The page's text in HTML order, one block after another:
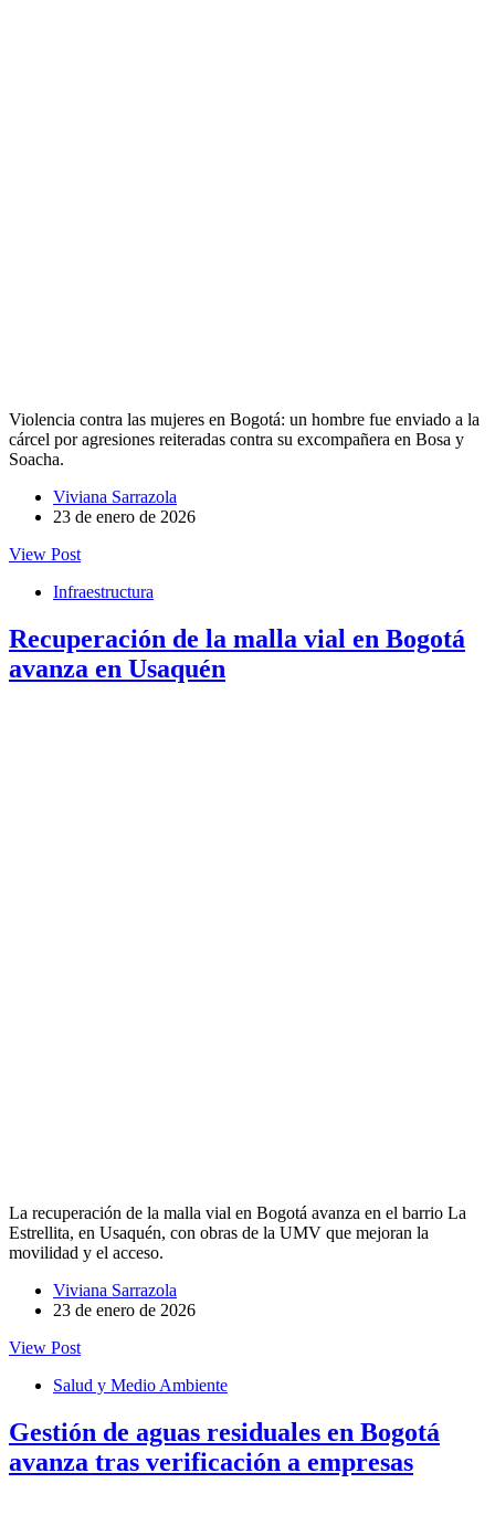
Violencia contra las mujeres en Bogotá: un hombre fue enviado a la
cárcel por agresiones reiteradas contra su excompañera en Bosa y
Soacha.
Viviana Sarrazola
23 de enero de 2026
View Post
Infraestructura
Recuperación de la malla vial en Bogotá
avanza en Usaquén
La recuperación de la malla vial en Bogotá avanza en el barrio La
Estrellita, en Usaquén, con obras de la UMV que mejoran la
movilidad y el acceso.
Viviana Sarrazola
23 de enero de 2026
View Post
Salud y Medio Ambiente
Gestión de aguas residuales en Bogotá
avanza tras verificación a empresas